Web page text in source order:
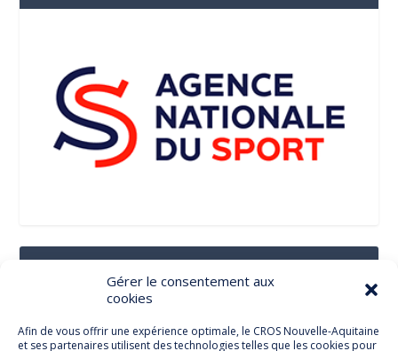
Gérer le consentement aux
cookies
Afin de vous offrir une expérience optimale, le CROS Nouvelle-Aquitaine
et ses partenaires utilisent des technologies telles que les cookies pour